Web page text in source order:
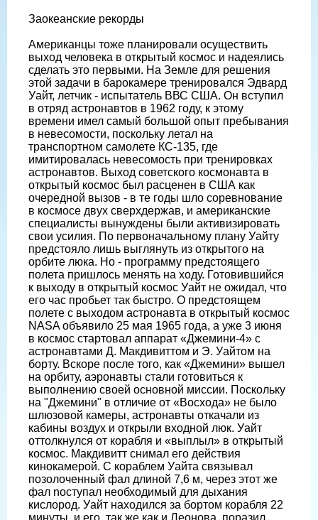
Заокеанские рекорды
Американцы тоже планировали осуществить
выход человека в открытый космос и надеялись
сделать это первыми. На Земле для решения
этой задачи в барокамере тренировался Эдвард
Уайт, летчик - испытатель ВВС США. Он вступил
в отряд астронавтов в 1962 году, к этому
времени имел самый большой опыт пребывания
в невесомости, поскольку летал на
транспортном самолете КС-135, где
имитировалась невесомость при тренировках
астронавтов. Выход советского космонавта в
открытый космос был расценен в США как
очередной вызов - в те годы шло соревнование
в космосе двух сверхдержав, и американские
специалисты вынуждены были активизировать
свои усилия. По первоначальному плану Уайту
предстояло лишь выглянуть из открытого на
орбите люка. Но - программу предстоящего
полета пришлось менять на ходу. Готовившийся
к выходу в открытый космос Уайт не ожидал, что
его час пробьет так быстро. О предстоящем
полете с выходом астронавта в открытый космос
NASA объявило 25 мая 1965 года, а уже 3 июня
в космос стартовал аппарат «Джемини-4» с
астронавтами Д. Макдивиттом и Э. Уайтом на
борту. Вскоре после того, как «Джемини» вышел
на орбиту, аэронавты стали готовиться к
выполнению своей основной миссии. Поскольку
на "Джемини" в отличие от «Восхода» не было
шлюзовой камеры, астронавты откачали из
кабины воздух и открыли входной люк. Уайт
оттолкнулся от корабля и «выплыл» в открытый
космос. Макдивитт снимал его действия
кинокамерой. С кораблем Уайта связывал
позолоченный фал длиной 7,6 м, через этот же
фал nocтyпaл необходимый для дыхания
кислород. Уайт находился за бортом корабля 22
минуты, и его, так же как и Леонова, поразил